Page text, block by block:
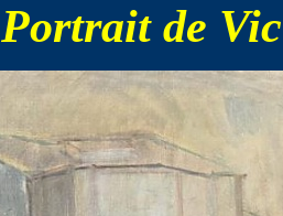
Portrait de